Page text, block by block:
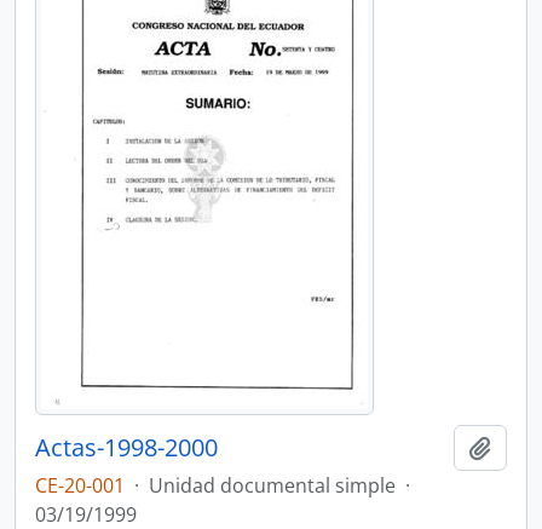
Actas-1998-2000
CE-20-001 · Unidad documental simple ·
03/19/1999